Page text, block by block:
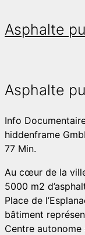
Asphalte
Asphalte
Info
hiddenframe
77 Min.
Au cœur de la
5000 m2
Place de
bâtiment
Centre